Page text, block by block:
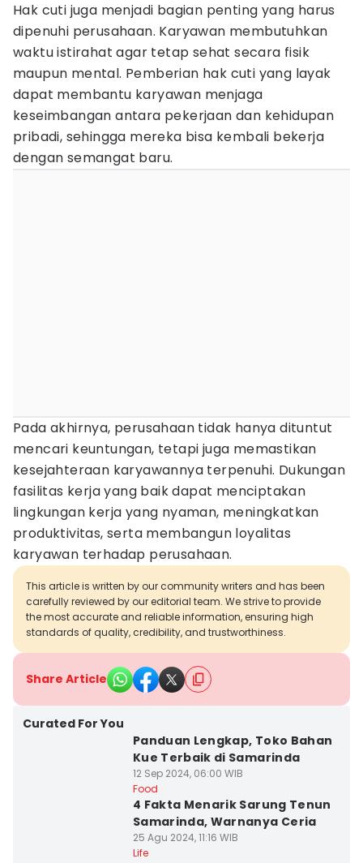
Hak cuti juga menjadi bagian penting yang harus
dipenuhi perusahaan. Karyawan membutuhkan
waktu istirahat agar tetap sehat secara fisik
maupun mental. Pemberian hak cuti yang layak
dapat membantu karyawan menjaga
keseimbangan antara pekerjaan dan kehidupan
pribadi, sehingga mereka bisa kembali bekerja
dengan semangat baru.
Pada akhirnya, perusahaan tidak hanya dituntut
mencari keuntungan, tetapi juga memastikan
kesejahteraan karyawannya terpenuhi. Dukungan
fasilitas kerja yang baik dapat menciptakan
lingkungan kerja yang nyaman, meningkatkan
produktivitas, serta membangun loyalitas
karyawan terhadap perusahaan.
This article is written by our community writers and has been
carefully reviewed by our editorial team. We strive to provide
the most accurate and reliable information, ensuring high
standards of quality, credibility, and trustworthiness.
Share Article
Curated For You
Panduan Lengkap, Toko Bahan
Kue Terbaik di Samarinda
12 Sep 2024, 06:00 WIB
Food
4 Fakta Menarik Sarung Tenun
Samarinda, Warnanya Ceria
25 Agu 2024, 11:16 WIB
Life